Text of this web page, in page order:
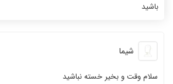
باشید
شیما
سلام وقت و بخیر خسته نباشید